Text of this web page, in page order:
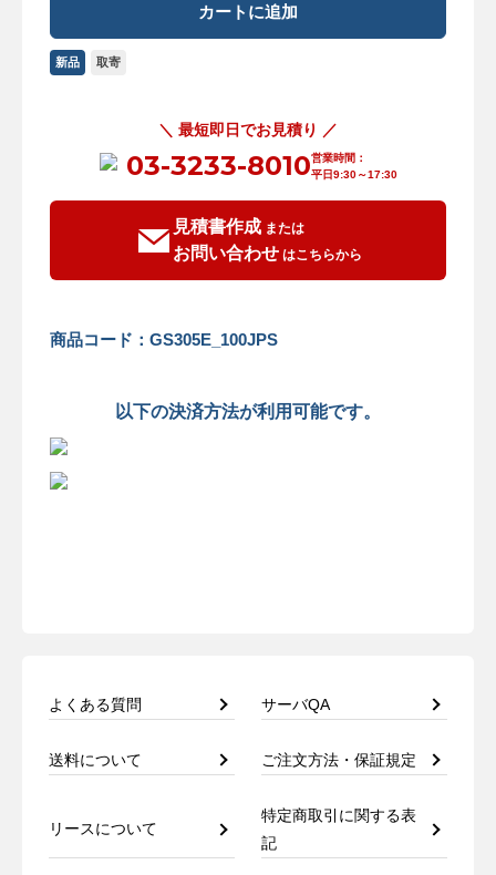
新品 取寄
＼ 最短即日でお見積り ／
03-3233-8010営業時間：
平日9:30～17:30
見積書作成または
お問い合わせはこちらから
商品コード：GS305E_100JPS
以下の決済方法が利用可能です。
よくある質問 サーバQA
送料について ご注文方法・保証規定
リースについて
特定商取引に関する表
記